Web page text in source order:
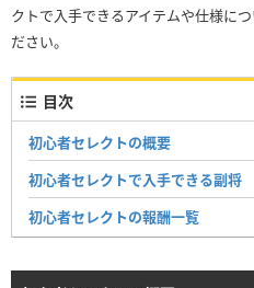
クトで入手できるアイテムや仕様に
ださい。
目次
初心者セレクトの概要
初心者セレクトで入手できる副将
初心者セレクトの報酬一覧